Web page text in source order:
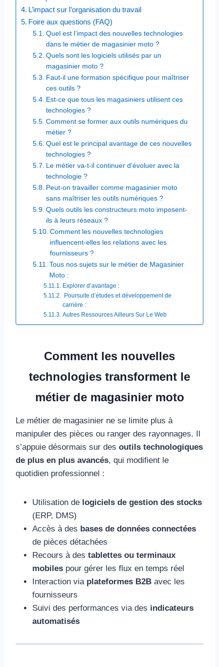
L’impact sur l’organisation du travail
Foire aux questions (FAQ)
Quel est l’impact des nouvelles technologies
dans le métier de magasinier moto ?
Quels sont les logiciels utilisés par un
magasinier moto ?
Faut-il une formation spécifique pour maîtriser
ces outils ?
Est-ce que tous les magasiniers utilisent ces
technologies ?
Comment se former aux outils numériques du
métier ?
Quel est le principal avantage de ces nouvelles
technologies ?
Le métier va-t-il continuer d’évoluer avec la
technologie ?
Peut-on travailler comme magasinier moto
sans maîtriser les outils numériques ?
Quels outils les constructeurs moto imposent-
ils à leurs réseaux ?
Comment les nouvelles technologies
influencent-elles les relations avec les
fournisseurs ?
Tous nos sujets sur le métier de Magasinier
Moto :
Explorer d’avantage :
Poursuite d’études et développement de
carrière : ​
Autres Ressources Ailleurs Sur Le Web​
Comment les nouvelles
technologies transforment le
métier de magasinier moto
Le métier de magasinier ne se limite plus à
manipuler des pièces ou ranger des rayonnages. Il
s’appuie désormais sur des outils technologiques
de plus en plus avancés, qui modifient le
quotidien professionnel :
Utilisation de logiciels de gestion des stocks
(ERP, DMS)
Accès à des bases de données connectées
de pièces détachées
Recours à des tablettes ou terminaux
mobiles pour gérer les flux en temps réel
Interaction via plateformes B2B avec les
fournisseurs
Suivi des performances via des indicateurs
automatisés